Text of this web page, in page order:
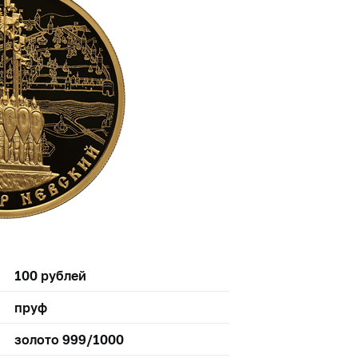
100 рублей
пруф
золото 999/1000